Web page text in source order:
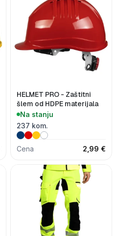
HELMET PRO - Zaštitni
šlem od HDPE materijala
Na stanju
237 kom.
Cena 2,99 €